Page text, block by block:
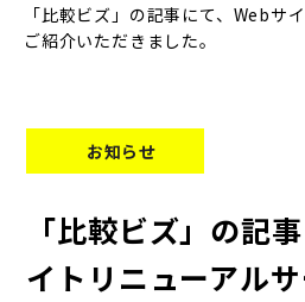
「比較ビズ」の記事にて、Webサ
ご紹介いただきました。
お知らせ
「比較ビズ」の記
イトリニューアル